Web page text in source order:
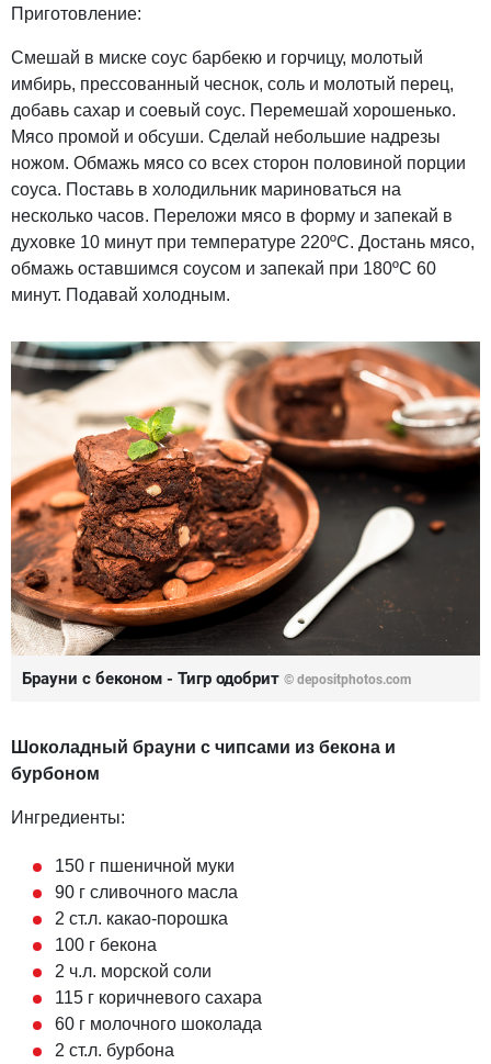
Приготовление:
Смешай в миске соус барбекю и горчицу, молотый
имбирь, прессованный чеснок, соль и молотый перец,
добавь сахар и соевый соус. Перемешай хорошенько.
Мясо промой и обсуши. Сделай небольшие надрезы
ножом. Обмажь мясо со всех сторон половиной порции
соуса. Поставь в холодильник мариноваться на
несколько часов. Переложи мясо в форму и запекай в
духовке 10 минут при температуре 220ºС. Достань мясо,
обмажь оставшимся соусом и запекай при 180ºС 60
минут. Подавай холодным.
Брауни с беконом - Тигр одобрит © depositphotos.com
Шоколадный брауни с чипсами из бекона и
бурбоном
Ингредиенты:
150 г пшеничной муки
90 г сливочного масла
2 ст.л. какао-порошка
100 г бекона
2 ч.л. морской соли
115 г коричневого сахара
60 г молочного шоколада
2 ст.л. бурбона